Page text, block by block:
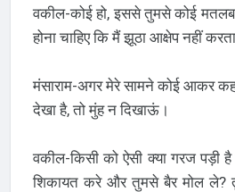
वकील-कोई हो, इससे तुमसे कोई मतलब
होना चाहिए कि मैं झूठा आक्षेप नहीं
मंसाराम-अगर मेरे सामने कोई आकर
देखा है, तो मुंह न दिखाऊं।
वकील-किसी को ऐसी क्या गरज पड़ी है
शिकायत करे और तुमसे बैर मोल ले?